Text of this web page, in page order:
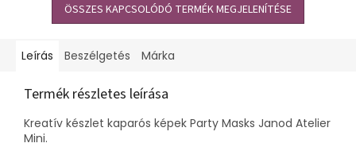
ÖSSZES KAPCSOLÓDÓ TERMÉK MEGJELENÍTÉSE
Leírás Beszélgetés Márka
Termék részletes leírása
Kreatív készlet kaparós képek Party Masks Janod Atelier
Mini.